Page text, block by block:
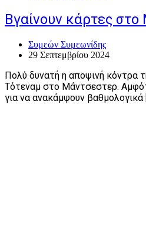
Βγαίνουν κάρτες
Συμεών Συμεωνίδης
29 Σεπτεμβρίου 2024
Πολύ δυνατή η αποψινή κόντρα
Τότεναμ στο Μάντσεστερ.
για να ανακάμψουν βαθμολογικά